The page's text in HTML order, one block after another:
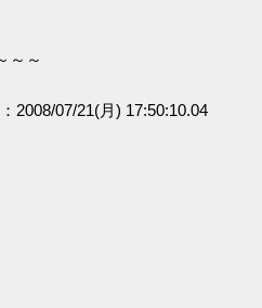
～～
2008/07/21(月) 17:50:10.04